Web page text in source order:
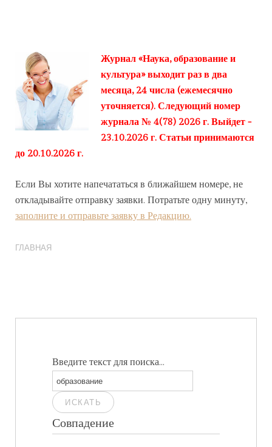
Журнал «Наука, образование и
культура» выходит раз в два
месяца, 24 числа (ежемесячно
уточняется). Следующий номер
журнала № 4(78) 2026 г. Выйдет -
23.10.2026 г. Статьи принимаются
до 20.10.2026 г.
Если Вы хотите напечататься в ближайшем номере, не
откладывайте отправку заявки. Потратьте одну минуту,
заполните и отправьте заявку в Редакцию.
ГЛАВНАЯ
Введите текст для поиска...
ИСКАТЬ
Совпадение